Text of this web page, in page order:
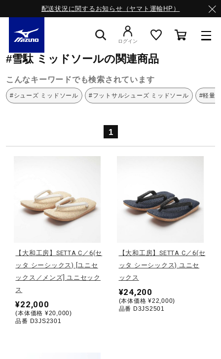
配送状況に関するお知らせ（ヤマト運輸HP）
ライフスタイルウエア
トレーニング
野球
スイム
ログイン
ミズノ公式オンライン
#雪駄 ミッドソールの関連商品
こんなキーワードでも検索されています
#シューズ ミッドソール #フットサルシューズ ミッドソール #軽量
1
【大和工房】SETTA C／6(セ
ッタ シーシックス) [ユニセ
ックス／メンズ] ユニセック
ス
¥22,000
(本体価格 ¥20,000)
品番 D3JS2301
【大和工房】SETTA C／6(セ
ッタ シーシックス) ユニセ
ックス
¥24,200
(本体価格 ¥22,000)
品番 D3JS2501